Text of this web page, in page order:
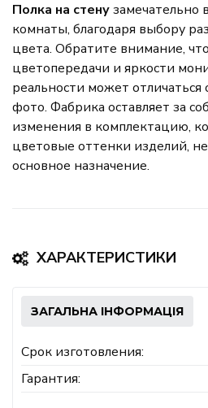
Полка на стенузамечательно
комнаты, благодаря выбору
цвета. Обратите внимание,
цветопередачи и яркости
реальности может
фото. Фабрика оставляет за
изменения в комплектацию,
цветовые оттенки изделий,
основное назначение.
ХАРАКТЕРИСТИКИ
ЗАГАЛЬНА ІНФОРМАЦІЯ
Срок изготовления:
Гарантия: